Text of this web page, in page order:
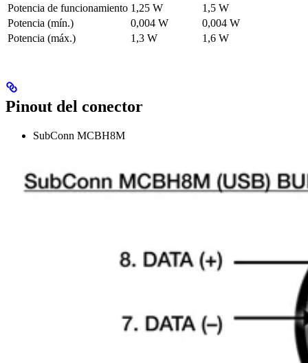
Potencia de funcionamiento 1,25 W
1,5 W
Potencia (mín.)
0,004 W
0,004 W
Potencia (máx.)
1,3 W 1,6 W
Pinout del conector
SubConn MCBH8M